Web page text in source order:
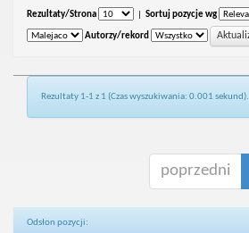
Rezultaty/Strona Sortuj pozycje wg
Autorzy/rekord
Rezultaty 1-1 z 1 (Czas wyszukiwania: 0.001 sekund).
poprzedni
Odsłon pozycji: